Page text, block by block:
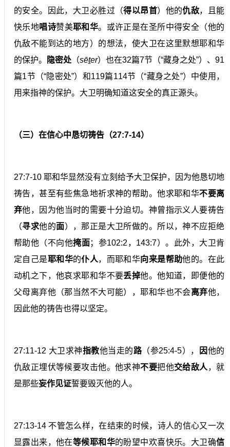
的安全。因此，大卫必胜过（得以昂首）他的仇敌，且能
快乐地唱诗赞美耶和华。或许正是在圣所中得安全（他的
仇敌不能到达的地方）的想法，使大卫在这里默想耶和华
的保护。
隐密处 （sēṯer）也在32篇7节（“藏身之处”）、91
篇1节（“隐密处”）和119篇114节（“藏身之处”）中使用，
用来指神的保护。大卫明确知道这安全的真正源头。
（三）在信心中恳切祷告（27:7-14）
27:7-10 耶和华显然没有立刻给予大卫保护，因为他恳切地
祷告，甚至有些焦急地祈求神的帮助。他求耶和华不要离
弃他，因为他当时的需要十分迫切。神曾指示义人要祷告
（寻求他的面），那正是大卫所做的。所以，神不应拒绝
帮助他（不向他掩面；参102:2，143:7）。此外，大卫肯
定自己是耶和华的仆人，而耶和华向来是帮助他的。在此
动机之下，他哀求耶和华不要丢掉他。他知道，即便他的
父母离弃他（那当然不大可能），耶和华也不会离弃他，
因此他的祷告也得以坚定。
27:11-12 大卫求神指教他当走的路（参25:4-5）， 因他的
仇敌正埋伏等候要攻击他。他求神不要把他交给敌人 ，就
是那些妄作见证誓要毁灭他的人。
27:13-14 不管怎么样，在结束的时候，诗人的信心又一次
显露出来，他在等候耶和华的盼望中欢喜快乐。大卫确信